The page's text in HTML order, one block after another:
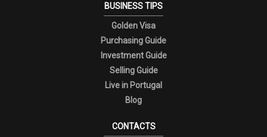
BUSINESS TIPS
Golden Visa
Purchasing Guide
Investment Guide
Selling Guide
Live in Portugal
Blog
CONTACTS